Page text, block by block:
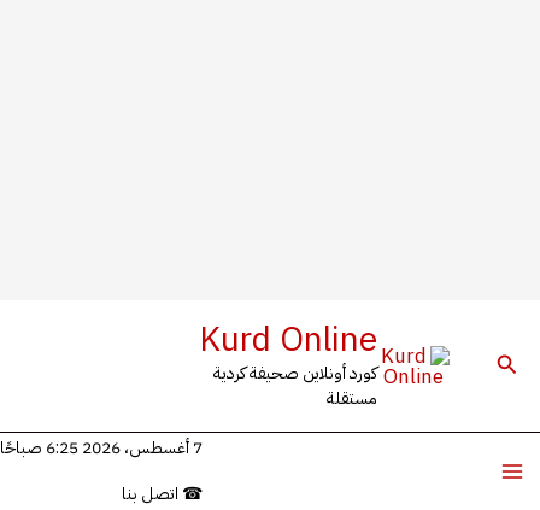
البحث Kurd Online
كورد أونلاين صحيفة كردية
مستقلة
7 أغسطس، 2026 6:25 صباحًا
☎ اتصل بنا